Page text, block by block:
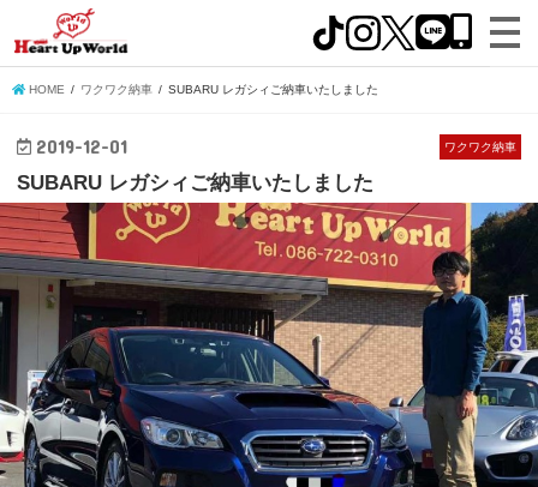
HOME ワクワク納車 SUBARU レガシィご納車いたしました
ワクワク納車
2019-12-01
SUBARU レガシィご納車いたしました